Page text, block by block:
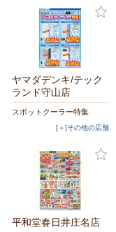
ヤマダデンキ/テック
ランド守山店
スポットクーラー特集
[＋]その他の店舗
平和堂春日井庄名店